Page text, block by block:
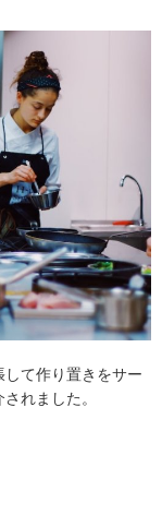
て作り置きをサー
れました。